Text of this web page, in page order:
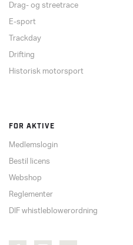
Drag- og streetrace
E-sport
Trackday
Drifting
Historisk motorsport
FOR AKTIVE
Medlemslogin
Bestil licens
Webshop
Reglementer
DIF whistleblowerordning